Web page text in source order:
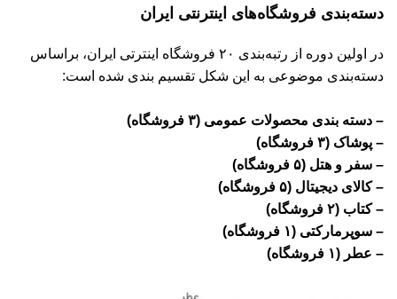
دسته‌بندی فروشگاه‌های اینترنتی ایران
در اولین دوره از رتبه‌بندی ۲۰ فروشگاه اینترتی ایران، براساس
دسته‌بندی موضوعی به این شکل تقسیم بندی شده است:
– دسته بندی محصولات عمومی (۳ فروشگاه)
– پوشاک (۳ فروشگاه)
– سفر و هتل (۵ فروشگاه)
– کالای دیجیتال (۵ فروشگاه)
– کتاب (۲ فروشگاه)
– سوپرمارکتی (۱ فروشگاه)
– عطر (۱ فروشگاه)